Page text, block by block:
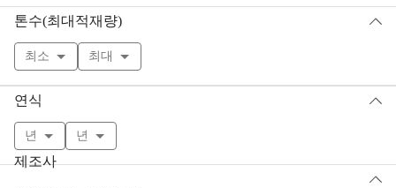
톤수(최대적재량)
최소 최대
연식
년 년
제조사